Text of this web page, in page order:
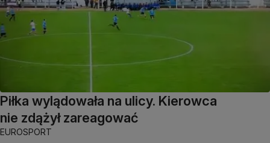
Piłka wylądowała na ulicy. Kierowca
nie zdążył zareagować
EUROSPORT